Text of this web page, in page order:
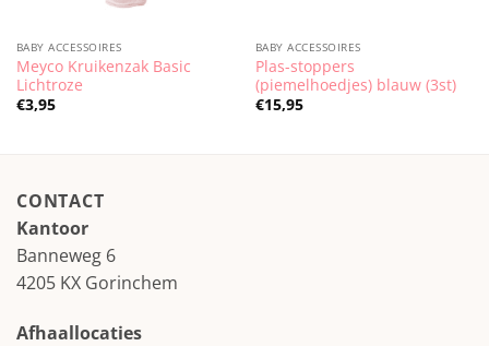
BABY ACCESSOIRES
Meyco Kruikenzak Basic
Lichtroze
€3,95
BABY ACCESSOIRES
Plas-stoppers
(piemelhoedjes) blauw (3st)
€15,95
CONTACT
Kantoor
Banneweg 6
4205 KX Gorinchem
Afhaallocaties